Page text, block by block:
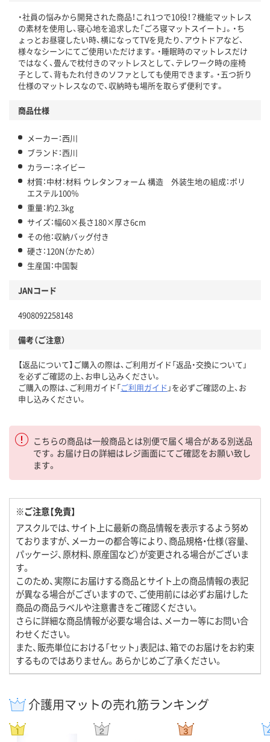
・社員の悩みから開発された商品！これ1つで10役！？機能マットレス
の素材を使用し、寝心地を追求した「ごろ寝マットスイート」。・ち
ょっとお昼寝したい時、横になってTVを見たり、アウトドアなど、
様々なシーンにてご使用いただけます。・睡眠時のマットレスだけ
ではなく、畳んで枕付きのマットレスとして、テレワーク時の座椅
子として、背もたれ付きのソファとしても使用できます。・五つ折り
仕様のマットレスなので、収納時も場所を取らず便利です。
商品仕様
メーカー：西川
ブランド：西川
カラー：ネイビー
材質：中材：材料 ウレタンフォーム 構造 外装生地の組成：ポリ
エステル100％
重量：約2.3kg
サイズ：幅60×長さ180×厚さ6cm
その他：収納バッグ付き
硬さ：120N（かため）
生産国：中国製
JANコード
4908092258148
備考（ご注意）
【返品について】ご購入の際は、ご利用ガイド「返品・交換について」
を必ずご確認の上、お申し込みください。
ご購入の際は、ご利用ガイド「ご利用ガイド 」を必ずご確認の上、お
申し込みください。
こちらの商品は一般商品とは別便で届く場合がある別送品
です。お届け日の詳細はレジ画面にてご確認をお願い致し
ます。
※ご注意【免責】
アスクルでは、サイト上に最新の商品情報を表示するよう努め
ておりますが、メーカーの都合等により、商品規格・仕様（容量、
パッケージ、原材料、原産国など）が変更される場合がございま
す。
このため、実際にお届けする商品とサイト上の商品情報の表記
が異なる場合がございますので、ご使用前には必ずお届けした
商品の商品ラベルや注意書きをご確認ください。
さらに詳細な商品情報が必要な場合は、メーカー等にお問い合
わせください。
また、販売単位における「セット」表記は、箱でのお届けをお約束
するものではありません。あらかじめご了承ください。
介護用マットの売れ筋ランキング